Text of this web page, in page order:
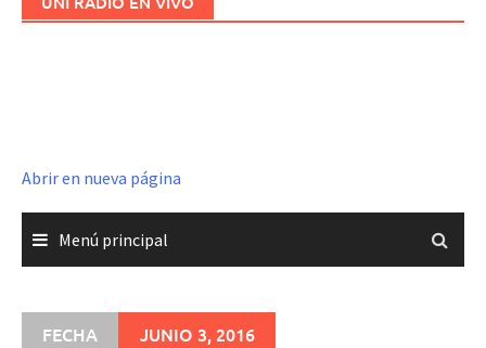
Abrir en nueva página
Menú principal
FECHA JUNIO 3, 2016